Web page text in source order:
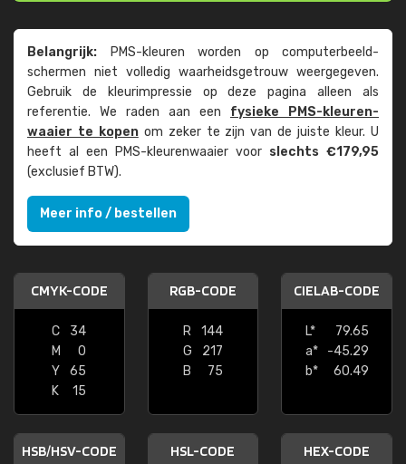
Belangrijk: PMS-kleuren worden op computer­beeld­
schermen niet volledig waarheids­­getrouw weer­gegeven.
Gebruik de kleur­impressie op deze pagina alleen als
referentie. We raden aan een fysieke PMS-kleuren­
waaier te kopenom zeker te zijn van de juiste kleur. U
heeft al een PMS-kleuren­waaier voor slechts €179,95
(exclusief BTW).
Meer info / bestellen
CMYK-CODE
C
34
M
0
Y
65
K
15
RGB-CODE
R
144
G
217
B
75
CIELAB-CODE
L*
79.65
a*
-45.29
b*
60.49
HSB/HSV-CODE HSL-CODE HEX-CODE